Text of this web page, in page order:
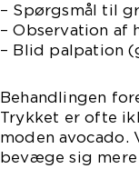
– Spørgsmål til
– Observation af
– Blid palpation
Behandlingen
Trykket er ofte
moden avocado.
bevæge sig